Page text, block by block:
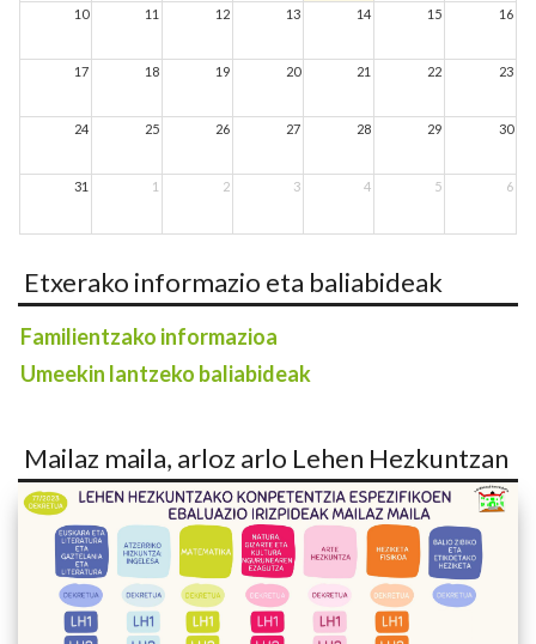
10 11 12 13 14 15 16
17 18 19 20 21 22 23
24 25 26 27 28 29 30
31 1 2 3 4 5 6
Etxerako informazio eta baliabideak
Familientzako informazioa
Umeekin lantzeko baliabideak
Mailaz maila, arloz arlo Lehen Hezkuntzan